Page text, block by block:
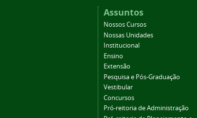
Assuntos
Nossos Cursos
Nossas Unidades
Institucional
Ensino
Extensão
Pesquisa e Pós-Graduação
Vestibular
Concursos
Pró-reitoria de Administração